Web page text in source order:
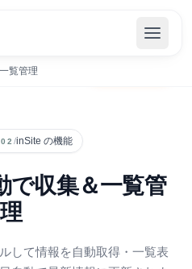
は30日間無料で
覧管理
/inSite の機能
で収集＆一覧管
理
して情報を自動取得・一覧表